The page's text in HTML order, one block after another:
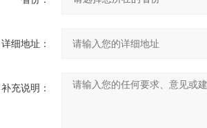
详细地址：
补充说明：